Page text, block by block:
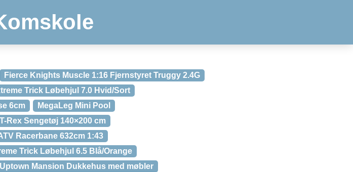
Fierce Knights Muscle 1:16 Fjernstyret Truggy 2.4G
Trick Løbehjul 7.0 Hvid/Sort
6cm
MegaLeg Mini Pool
Rex Sengetøj 140×200 cm
Racerbane 632cm 1:43
Trick Løbehjul 6.5 Blå/Orange
Mansion Dukkehus med møbler